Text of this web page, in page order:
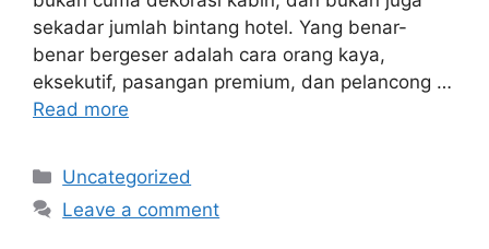
sekadar jumlah bintang hotel. Yang benar-
benar bergeser adalah cara orang kaya,
eksekutif, pasangan premium, dan pelancong …
Read more
Categories
Uncategorized
Leave a comment